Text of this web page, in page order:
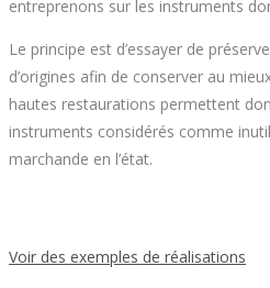
entreprenons sur les instruments
Le principe est d’essayer de
d’origines afin de conserver au
hautes restaurations permettent
instruments considérés comme
marchande en l’état.
Voir des exemples de réalisations